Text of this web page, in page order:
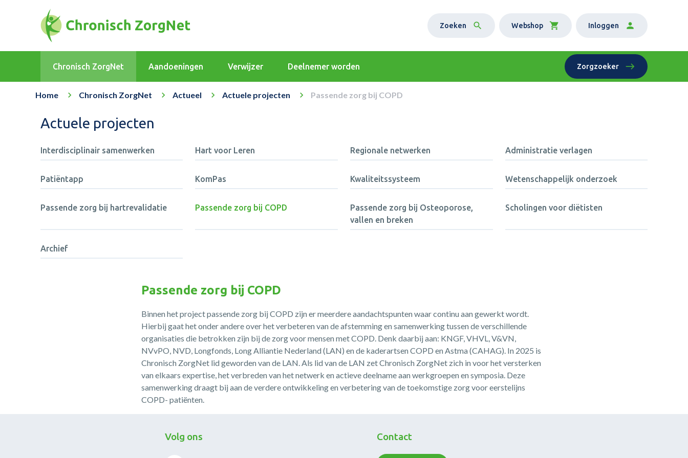
Zoeken Webshop Inloggen
Chronisch ZorgNet Aandoeningen Verwijzer Deelnemer worden Zorgzoeker
Home Chronisch ZorgNet Actueel Actuele projecten Passende zorg bij COPD
Actuele projecten
Interdisciplinair samenwerken Hart voor Leren Regionale netwerken Administratie verlagen
Patiëntapp KomPas Kwaliteitssysteem Wetenschappelijk onderzoek
Passende zorg bij hartrevalidatie Passende zorg bij COPD
Passende zorg bij Osteoporose,
vallen en breken
Scholingen voor diëtisten
Archief
Passende zorg bij COPD
Binnen het project passende zorg bij COPD zijn er meerdere aandachtspunten waar continu aan gewerkt wordt.
Hierbij gaat het onder andere over het verbeteren van de afstemming en samenwerking tussen de verschillende
organisaties die betrokken zijn bij de zorg voor mensen met COPD. Denk daarbij aan: KNGF, VHVL, V&VN,
NVvPO, NVD, Longfonds, Long Alliantie Nederland (LAN) en de kaderartsen COPD en Astma (CAHAG). In 2025 is
Chronisch ZorgNet lid geworden van de LAN. Als lid van de LAN zet Chronisch ZorgNet zich in voor het versterken
van elkaars expertise, het verbreden van het netwerk en actieve deelname aan werkgroepen en symposia. Deze
samenwerking draagt bij aan de verdere ontwikkeling en verbetering van de toekomstige zorg voor eerstelijns
COPD- patiënten.
Volg ons Contact